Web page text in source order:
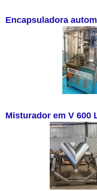
Encapsuladora
Misturador em V 600